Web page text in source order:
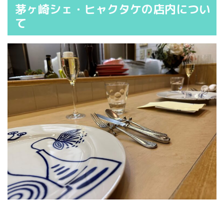
茅ヶ崎シェ・ヒャクタケの店内につい
て